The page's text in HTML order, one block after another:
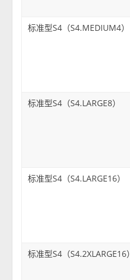
标准型S4（S4.MEDIUM4）
标准型S4（S4.LARGE8）
标准型S4（S4.LARGE16）
标准型S4（S4.2XLARGE16）